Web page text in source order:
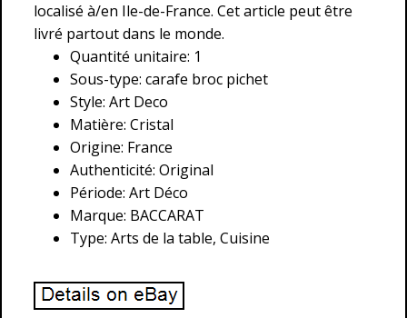
localisé à/en Ile-de-France. Cet article peut être
livré partout dans le monde.
Quantité unitaire: 1
Sous-type: carafe broc pichet
Style: Art Deco
Matière: Cristal
Origine: France
Authenticité: Original
Période: Art Déco
Marque: BACCARAT
Type: Arts de la table, Cuisine